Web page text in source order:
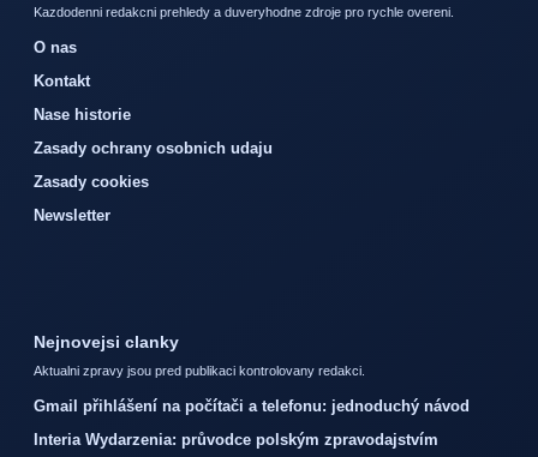
Kazdodenni redakcni prehledy a duveryhodne zdroje pro rychle overeni.
O nas
Kontakt
Nase historie
Zasady ochrany osobnich udaju
Zasady cookies
Newsletter
Nejnovejsi clanky
Aktualni zpravy jsou pred publikaci kontrolovany redakci.
Gmail přihlášení na počítači a telefonu: jednoduchý návod
Interia Wydarzenia: průvodce polským zpravodajstvím